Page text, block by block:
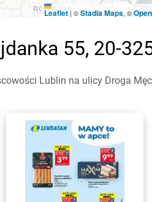
Leaflet |©Stadia Maps, ©
55, 20-
Lublin na ulicy Droga